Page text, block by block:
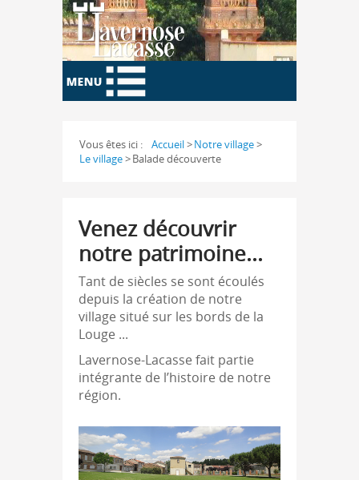
Vous êtes ici : Accueil>Notre village>
Le village>Balade découverte
Venez découvrir
notre patrimoine...
Tant de siècles se sont écoulés
depuis la création de notre
village situé sur les bords de la
Louge ...
Lavernose-Lacasse fait partie
intégrante de l’histoire de notre
région.